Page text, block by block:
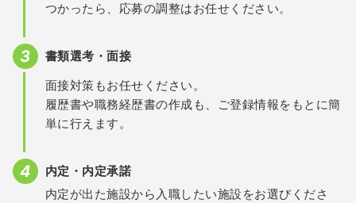
つかったら、応募の調整はお任せください。
書類選考・面接
面接対策もお任せください。
履歴書や職務経歴書の作成も、ご登録情報をもとに簡
単に行えます。
内定・内定承諾
内定が出た施設から入職したい施設をお選びくださ